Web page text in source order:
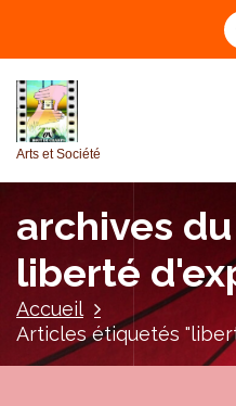
l
Arts et Société
archives
liberté
Accueil
Articles étiquetés